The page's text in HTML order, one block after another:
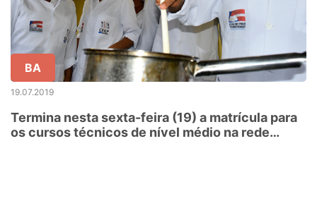
BA
19.07.2019
Termina nesta sexta-feira (19) a matrícula para
os cursos técnicos de nível médio na rede